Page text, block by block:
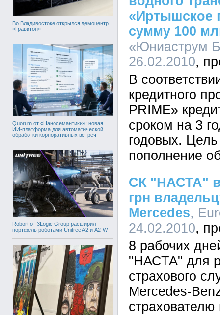
Во Владивостоке открылся демоцентр
«Гравитон»
Quorum от «Наносемантики»: новая
ИИ-платформа для автоматической
обработки корпоративных встреч
Robort от 3Logic Group расширил
портфель роботами Unitree A2 и A2-W
«Иртышское
сумму 100
«Юниаструм
26.02.2010
В
кредитного
PRIME»
сроком на 3
годовых.
пополнение
СК "НАСТА"
грн
Mercedes,
24.02.2010
8 рабочих
"НАСТА" для
страхового
Mercedes-